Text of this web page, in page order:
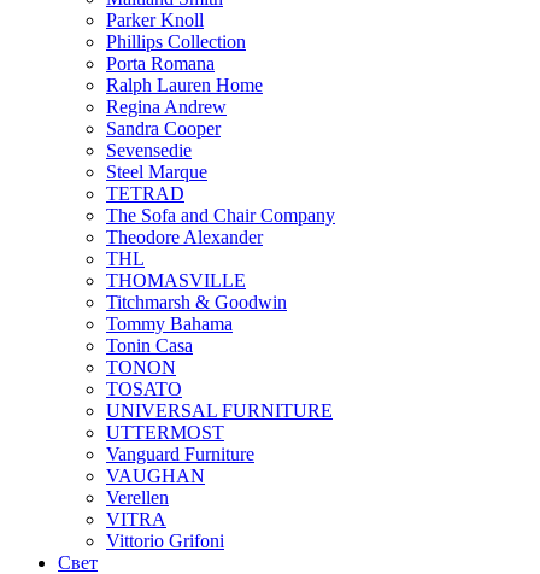
Parker Knoll
Phillips Collection
Porta Romana
Ralph Lauren Home
Regina Andrew
Sandra Cooper
Sevensedie
Steel Marque
TETRAD
The Sofa and Chair Company
Theodore Alexander
THL
THOMASVILLE
Titchmarsh & Goodwin
Tommy Bahama
Tonin Casa
TONON
TOSATO
UNIVERSAL FURNITURE
UTTERMOST
Vanguard Furniture
VAUGHAN
Verellen
VITRA
Vittorio Grifoni
Свет